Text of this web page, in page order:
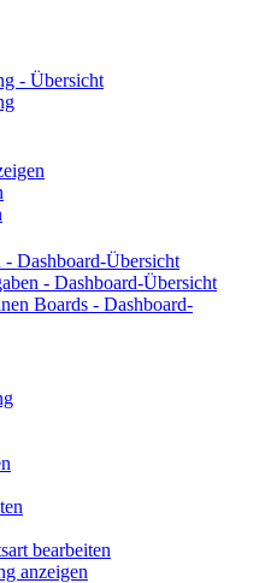
- Übersicht
Dashboard-Übersicht
- Dashboard-Übersicht
Boards - Dashboard-
bearbeiten
anzeigen